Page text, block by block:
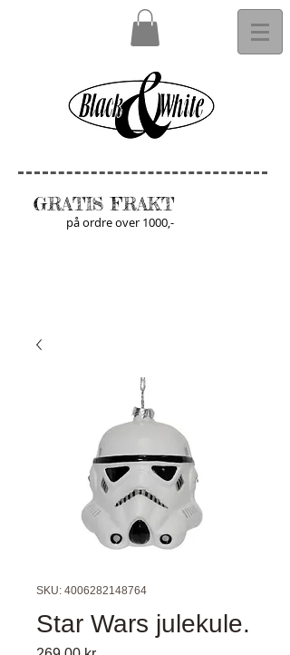
GRATIS FRAKT
på ordre over 1000,-
SKU: 4006282148764
Star Wars julekule.